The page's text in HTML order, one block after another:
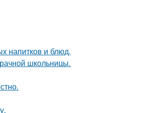
напитков и блюд.
школьницы.